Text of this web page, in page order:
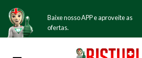
Baixe nosso APP e aproveite as
ofertas.